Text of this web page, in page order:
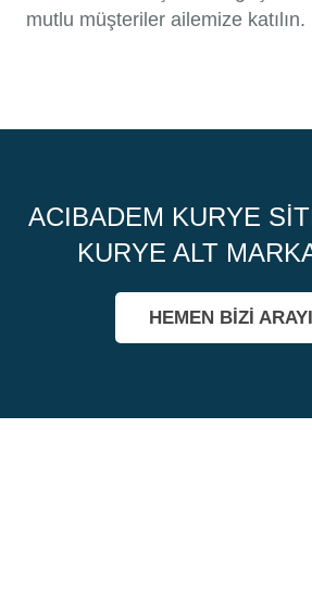
mutlu müşteriler ailemize katılın.
ACIBADEM KURYE
KURYE ALT
HEMEN BİZİ